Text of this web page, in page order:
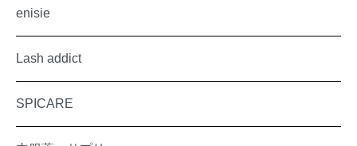
enisie
Lash addict
SPICARE